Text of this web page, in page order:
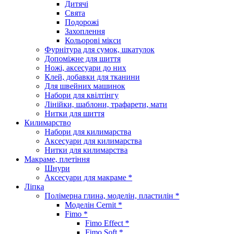
Дитячі
Свята
Подорожі
Захоплення
Кольорові мікси
Фурнітура для сумок, шкатулок
Допоміжне для шиття
Ножі, аксесуари до них
Клей, добавки для тканини
Для швейних машинок
Набори для квілтінгу
Лінійки, шаблони, трафарети, мати
Нитки для шиття
Килимарство
Набори для килимарства
Аксесуари для килимарства
Нитки для килимарства
Макраме, плетіння
Шнури
Аксесуари для макраме *
Ліпка
Полімерна глина, моделін, пластилін *
Моделін Cernit *
Fimo *
Fimo Effect *
Fimo Soft *